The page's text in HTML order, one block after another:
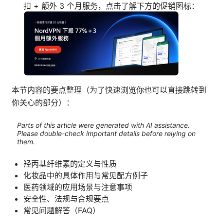
扣 + 额外 3 个月服务，点击了解下方的促销图标：
本节内容的要点整理（为了快速浏览你也可以直接跳转到
你关心的部分）：
Parts of this article were generated with AI assistance.
Please double-check important details before relying on
them.
羟丙基纤维素的定义与性质
化妆品中的具体作用与常见配方例子
医药领域的应用场景与注意事项
安全性、法规与合规要点
常见问题解答（FAQ）